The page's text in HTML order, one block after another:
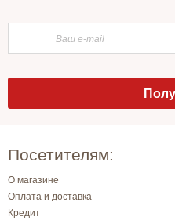
Посетителям:
О магазине
Оплата и доставка
Кредит